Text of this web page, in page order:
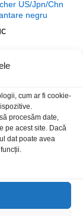
cum ar fi cookie-
procesăm date,
pe acest site. Dacă
dat poate avea
US/Jpn/Chn
negru